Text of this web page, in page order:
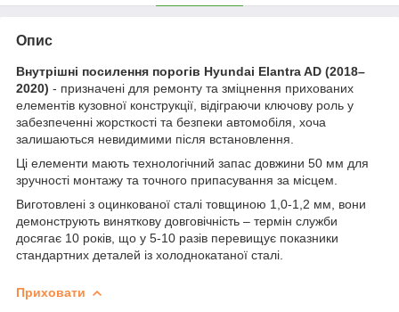
Опис
Внутрішні посилення порогів Hyundai Elantra AD (2018–
2020) - призначені для ремонту та зміцнення прихованих
елементів кузовної конструкції, відіграючи ключову роль у
забезпеченні жорсткості та безпеки автомобіля, хоча
залишаються невидимими після встановлення.
Ці елементи мають технологічний запас довжини 50 мм для
зручності монтажу та точного припасування за місцем.
Виготовлені з оцинкованої сталі товщиною 1,0-1,2 мм, вони
демонструють виняткову довговічність – термін служби
досягає 10 років, що у 5-10 разів перевищує показники
стандартних деталей із холоднокатаної сталі.
Приховати